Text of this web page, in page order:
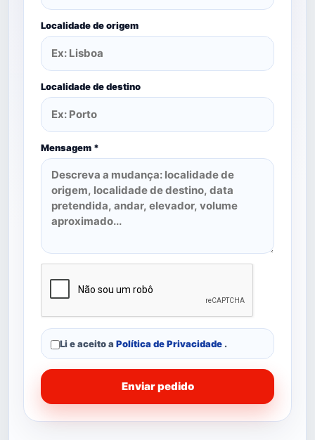
Localidade de origem
Localidade de destino
Mensagem *
Li e aceito a Política de Privacidade .
Enviar pedido